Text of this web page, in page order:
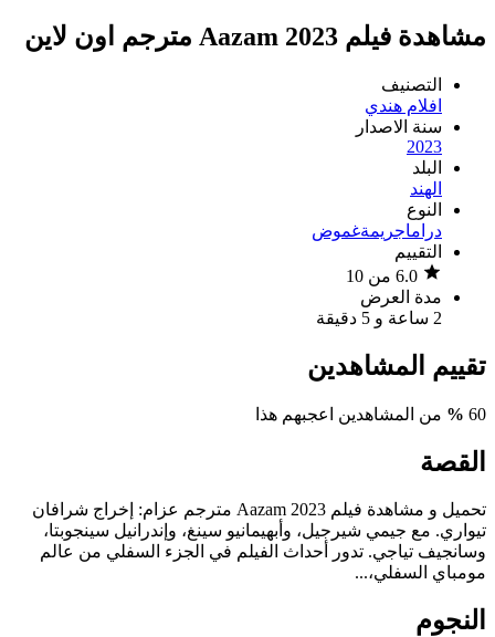
مشاهدة فيلم Aazam 2023 مترجم اون لاين
التصنيف
افلام هندي
سنة الاصدار
2023
البلد
الهند
النوع
دراماجريمةغموض
التقييم
مدة العرض
2 ساعة و 5 دقيقة
تقييم المشاهدين
60
% من المشاهدين اعجبهم هذا
القصة
تحميل و مشاهدة فيلم Aazam 2023 مترجم عزام: إخراج شرافان
تيواري. مع جيمي شيرجيل، وأبهيمانيو سينغ، وإندرانيل سينجوبتا،
وسانجيف تياجي. تدور أحداث الفيلم في الجزء السفلي من عالم
مومباي السفلي،...
النجوم